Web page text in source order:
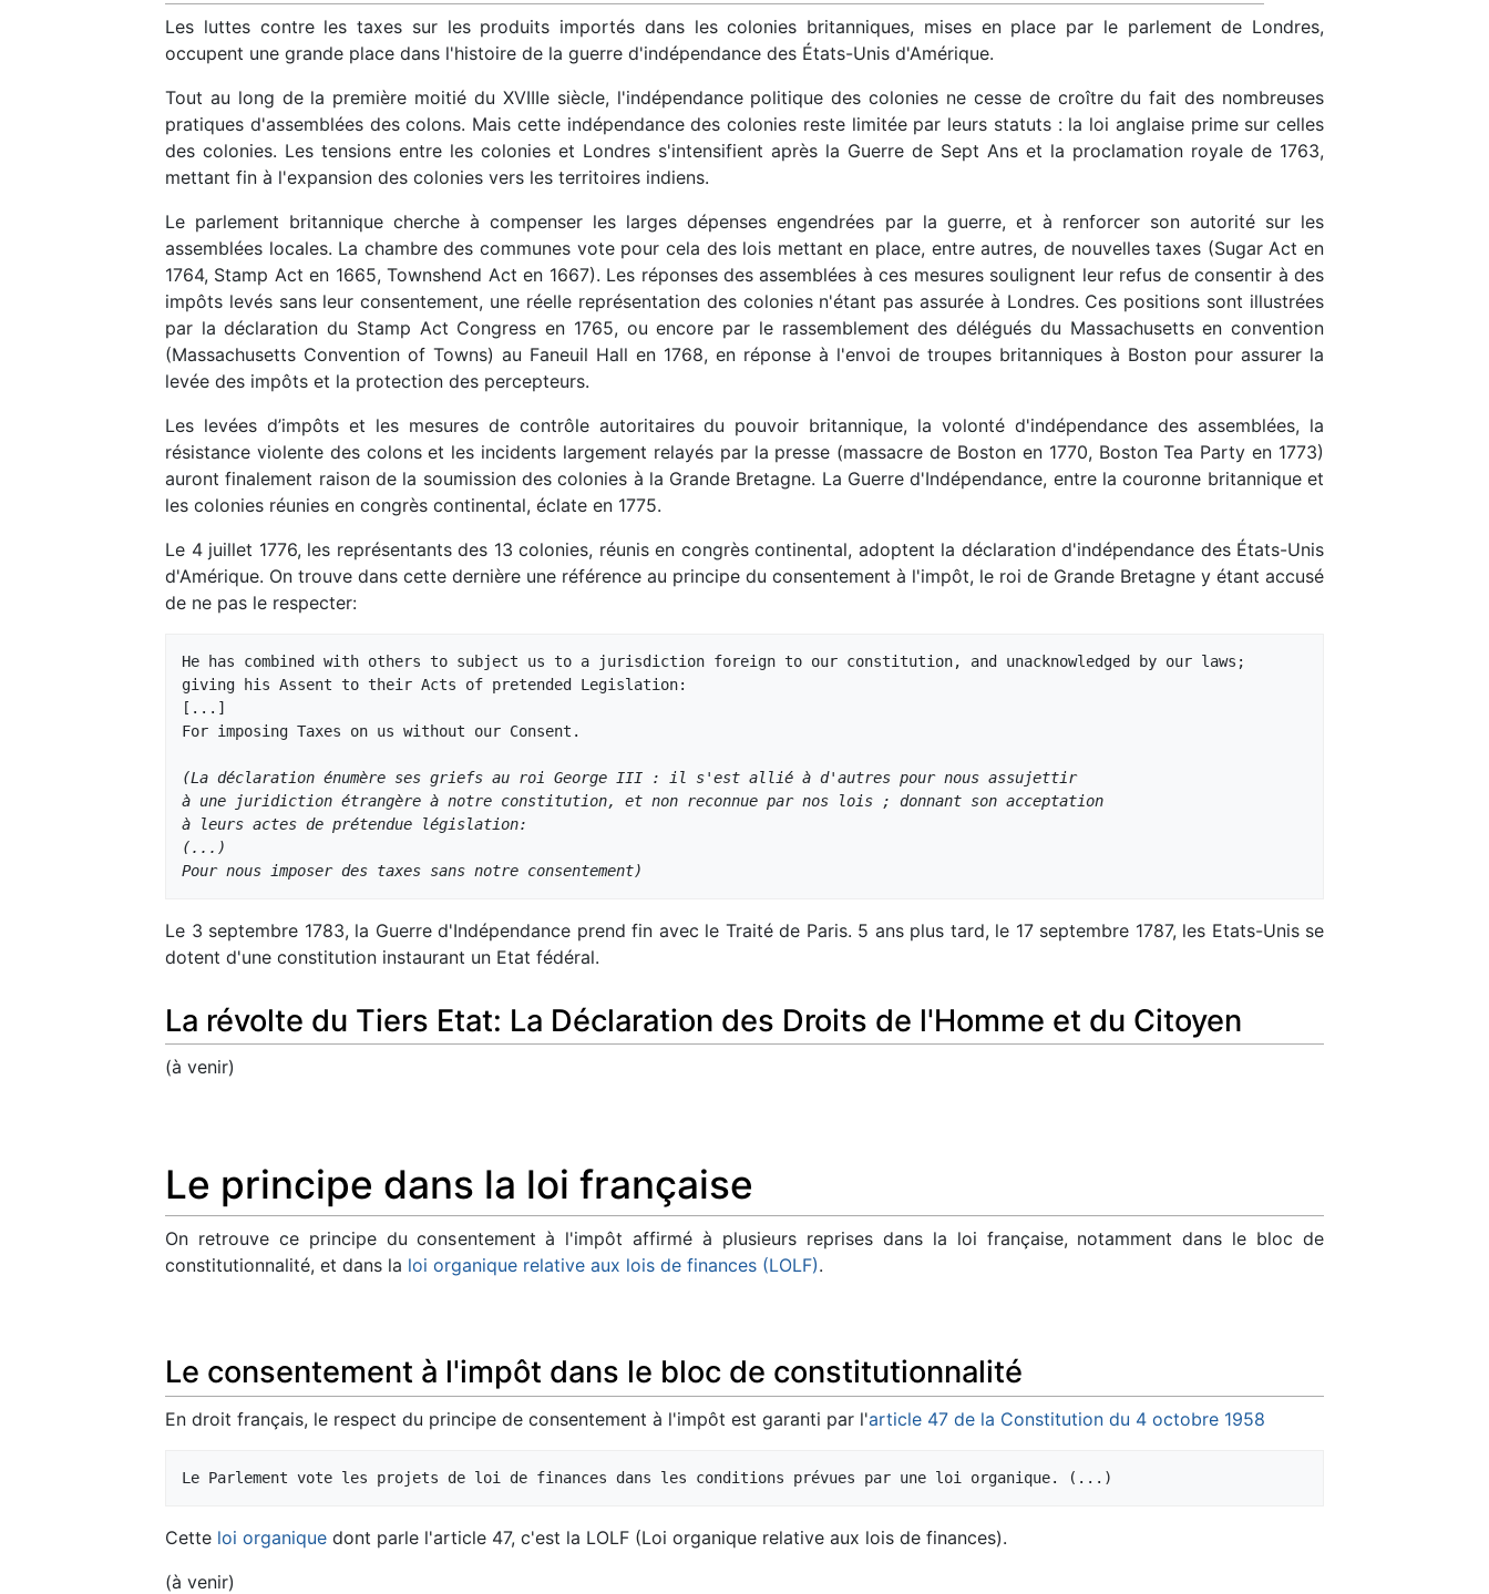
Les luttes contre les taxes sur les produits importés dans les colonies britanniques, mises en place par le parlement de Londres,
occupent une grande place dans l'histoire de la guerre d'indépendance des États-Unis d'Amérique.
Tout au long de la première moitié du XVIIIe siècle, l'indépendance politique des colonies ne cesse de croître du fait des nombreuses
pratiques d'assemblées des colons. Mais cette indépendance des colonies reste limitée par leurs statuts : la loi anglaise prime sur celles
des colonies. Les tensions entre les colonies et Londres s'intensifient après la Guerre de Sept Ans et la proclamation royale de 1763,
mettant fin à l'expansion des colonies vers les territoires indiens.
Le parlement britannique cherche à compenser les larges dépenses engendrées par la guerre, et à renforcer son autorité sur les
assemblées locales. La chambre des communes vote pour cela des lois mettant en place, entre autres, de nouvelles taxes (Sugar Act en
1764, Stamp Act en 1665, Townshend Act en 1667). Les réponses des assemblées à ces mesures soulignent leur refus de consentir à des
impôts levés sans leur consentement, une réelle représentation des colonies n'étant pas assurée à Londres. Ces positions sont illustrées
par la déclaration du Stamp Act Congress en 1765, ou encore par le rassemblement des délégués du Massachusetts en convention
(Massachusetts Convention of Towns) au Faneuil Hall en 1768, en réponse à l'envoi de troupes britanniques à Boston pour assurer la
levée des impôts et la protection des percepteurs.
Les levées d’impôts et les mesures de contrôle autoritaires du pouvoir britannique, la volonté d'indépendance des assemblées, la
résistance violente des colons et les incidents largement relayés par la presse (massacre de Boston en 1770, Boston Tea Party en 1773)
auront finalement raison de la soumission des colonies à la Grande Bretagne. La Guerre d'Indépendance, entre la couronne britannique et
les colonies réunies en congrès continental, éclate en 1775.
Le 4 juillet 1776, les représentants des 13 colonies, réunis en congrès continental, adoptent la déclaration d'indépendance des États-Unis
d'Amérique. On trouve dans cette dernière une référence au principe du consentement à l'impôt, le roi de Grande Bretagne y étant accusé
de ne pas le respecter:
He has combined with others to subject us to a jurisdiction foreign to our constitution, and unacknowledged by our laws;
giving his Assent to their Acts of pretended Legislation:
[...]
For imposing Taxes on us without our Consent.
(La déclaration énumère ses griefs au roi George III : il s'est allié à d'autres pour nous assujettir
à une juridiction étrangère à notre constitution, et non reconnue par nos lois ; donnant son acceptation
à leurs actes de prétendue législation:
(...)
Pour nous imposer des taxes sans notre consentement)
Le 3 septembre 1783, la Guerre d'Indépendance prend fin avec le Traité de Paris. 5 ans plus tard, le 17 septembre 1787, les Etats-Unis se
dotent d'une constitution instaurant un Etat fédéral.
La révolte du Tiers Etat: La Déclaration des Droits de l'Homme et du Citoyen
(à venir)
Le principe dans la loi française
On retrouve ce principe du consentement à l'impôt affirmé à plusieurs reprises dans la loi française, notamment dans le bloc de
constitutionnalité, et dans la loi organique relative aux lois de finances (LOLF).
Le consentement à l'impôt dans le bloc de constitutionnalité
En droit français, le respect du principe de consentement à l'impôt est garanti par l'article 47 de la Constitution du 4 octobre 1958
Cette loi organique dont parle l'article 47, c'est la LOLF (Loi organique relative aux lois de finances).
(à venir)